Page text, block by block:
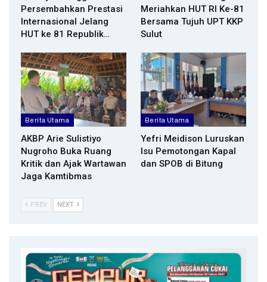
Persembahkan Prestasi
Internasional Jelang
HUT ke 81 Republik…
Meriahkan HUT RI Ke-81
Bersama Tujuh UPT KKP
Sulut
Berita Utama
AKBP Arie Sulistiyo
Nugroho Buka Ruang
Kritik dan Ajak Wartawan
Jaga Kamtibmas
Berita Utama
Yefri Meidison Luruskan
Isu Pemotongan Kapal
dan SPOB di Bitung
PREV NEXT